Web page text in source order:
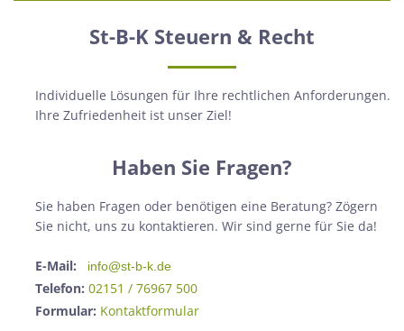
St-B-K Steuern & Recht
Individuelle Lösungen für Ihre rechtlichen Anforderungen.
Ihre Zufriedenheit ist unser Ziel!
Haben Sie Fragen?
Sie haben Fragen oder benötigen eine Beratung? Zögern
Sie nicht, uns zu kontaktieren. Wir sind gerne für Sie da!
E-Mail: info@st-b-k.de
Telefon: 02151 / 76967 500
Formular: Kontaktformular